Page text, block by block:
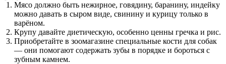
Мясо должно быть нежирное, говядину, баранину, индейку
можно давать в сыром виде, свинину и курицу только в
варёном.
Крупу давайте диетическую, особенно ценны гречка и рис.
Приобретайте в зоомагазине специальные кости для собак
— они помогают содержать зубы в порядке и бороться с
зубным камнем.